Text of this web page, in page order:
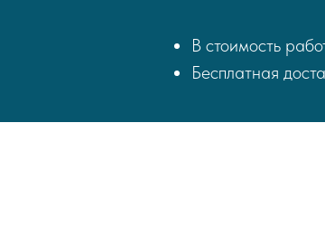
В стоимость
Бесплатная